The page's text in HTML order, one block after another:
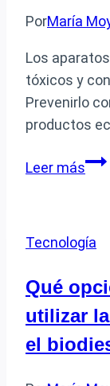
PorMaría
Los
tóxicos y
Prevenirlo
productos
Leer másQué
al
Tecnología
Qué
utilizar
el